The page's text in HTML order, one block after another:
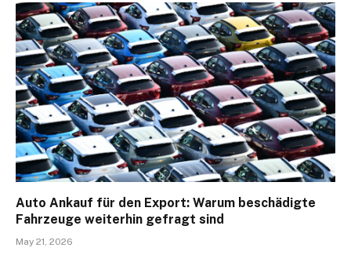
Auto Ankauf für den Export: Warum beschädigte
Fahrzeuge weiterhin gefragt sind
May 21, 2026